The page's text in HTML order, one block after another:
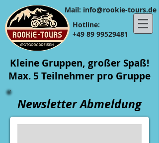
Hotline:
+49 89 99529481
​​Mail: info@rookie-tours.de
Kleine Gruppen, großer Spaß!
Max. 5 Teilnehmer pro Gruppe
Newsletter Abmeldung